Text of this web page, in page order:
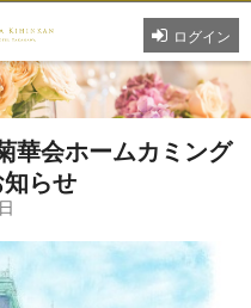
ログイン
華会ホームカミング
らせ